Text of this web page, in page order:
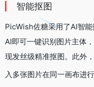
智能抠图
PicWish佐糖采用了AI智
AI即可一键识别图片主体
现发丝级精准抠图。此外
入多张图片在同一画布进